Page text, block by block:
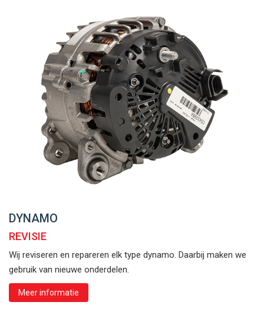
DYNAMO
REVISIE
Wij reviseren en repareren elk type dynamo. Daarbij maken we
gebruik van nieuwe onderdelen.
Meer informatie